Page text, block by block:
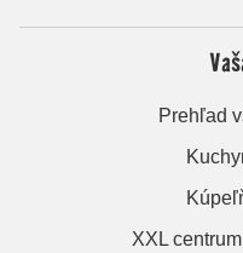
Prehľad
XXL